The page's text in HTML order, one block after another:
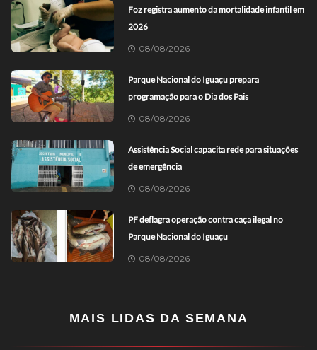
Foz registra aumento da mortalidade infantil em
2026
08/08/2026
Parque Nacional do Iguaçu prepara
programação para o Dia dos Pais
08/08/2026
Assistência Social capacita rede para situações
de emergência
08/08/2026
PF deflagra operação contra caça ilegal no
Parque Nacional do Iguaçu
08/08/2026
MAIS LIDAS DA SEMANA